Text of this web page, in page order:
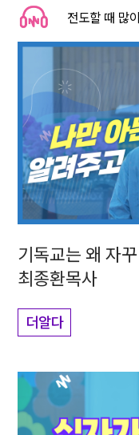
전도할 때 많
기독교는 왜 자
최종환목사
더알다